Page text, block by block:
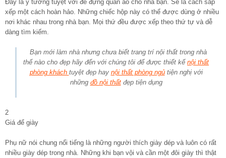
Đây là ý tưởng tuyệt vời để đựng quần áo cho nhà bạn. Sẽ là cách sắp
xếp một cách hoàn hảo. Những chiếc hộp này có thể được dùng ở nhiều
nơi khác nhau trong nhà bạn. Mọi thứ đều được xếp theo thứ tự và dễ
dàng tìm kiếm.
Bạn mới làm nhà nhưng chưa biết trang trí nội thất trong nhà
thế nào cho đẹp hãy đến với chúng tôi để được thiết kế nội thất
phòng khách tuyệt đẹp hay nội thất phòng ngủtiện nghị với
những đồ nội thấtđẹp tiện dụng
2
Giá để giày
Phụ nữ nói chung nổi tiếng là những người thích giày dép và luôn có rất
nhiều giày dép trong nhà. Những khi bạn vội và cần một đôi giày thì thật